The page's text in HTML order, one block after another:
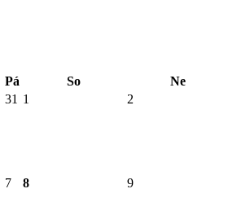
Pá So
Ne
31 1 2
7 8 9